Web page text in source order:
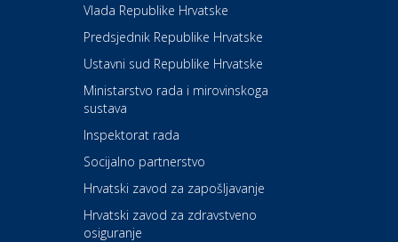
Kultura i edukacija
Kazalište Kerempuh
Kultura i edukacija
Kazalište ZKM
Auto-moto i tehnika
Zdravlje i osiguranje
Vlada Republike Hrvatske
Predsjednik Republike Hrvatske
Ustavni sud Republike Hrvatske
Ministarstvo rada i mirovinskoga
sustava
Inspektorat rada
Socijalno partnerstvo
Hrvatski zavod za zapošljavanje
Hrvatski zavod za zdravstveno
osiguranje